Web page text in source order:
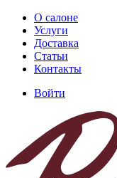
Перейти
основному
содержанию
Основная
навигация
О салоне
Услуги
Доставка
Статьи
Контакты
учётной
записи
пользователя
Войти